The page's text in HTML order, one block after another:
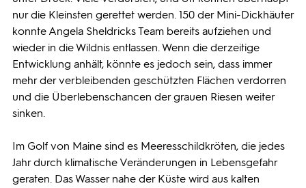
nur die Kleinsten gerettet werden. 150 der Mini-Dickhäuter
konnte Angela Sheldricks Team bereits aufziehen und
wieder in die Wildnis entlassen. Wenn die derzeitige
Entwicklung anhält, könnte es jedoch sein, dass immer
mehr der verbleibenden geschützten Flächen verdorren
und die Überlebenschancen der grauen Riesen weiter
sinken.
Im Golf von Maine sind es Meeresschildkröten, die jedes
Jahr durch klimatische Veränderungen in Lebensgefahr
geraten. Das Wasser nahe der Küste wird aus kalten